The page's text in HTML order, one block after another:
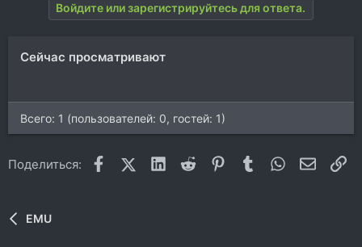
Войдите или зарегистрируйтесь для ответа.
Сейчас просматривают
Всего: 1 (пользователей: 0, гостей: 1)
Поделиться: FacebookX (Twitter)
LinkedIn
Reddit Pinterest
Tumblr WhatsApp
EMU